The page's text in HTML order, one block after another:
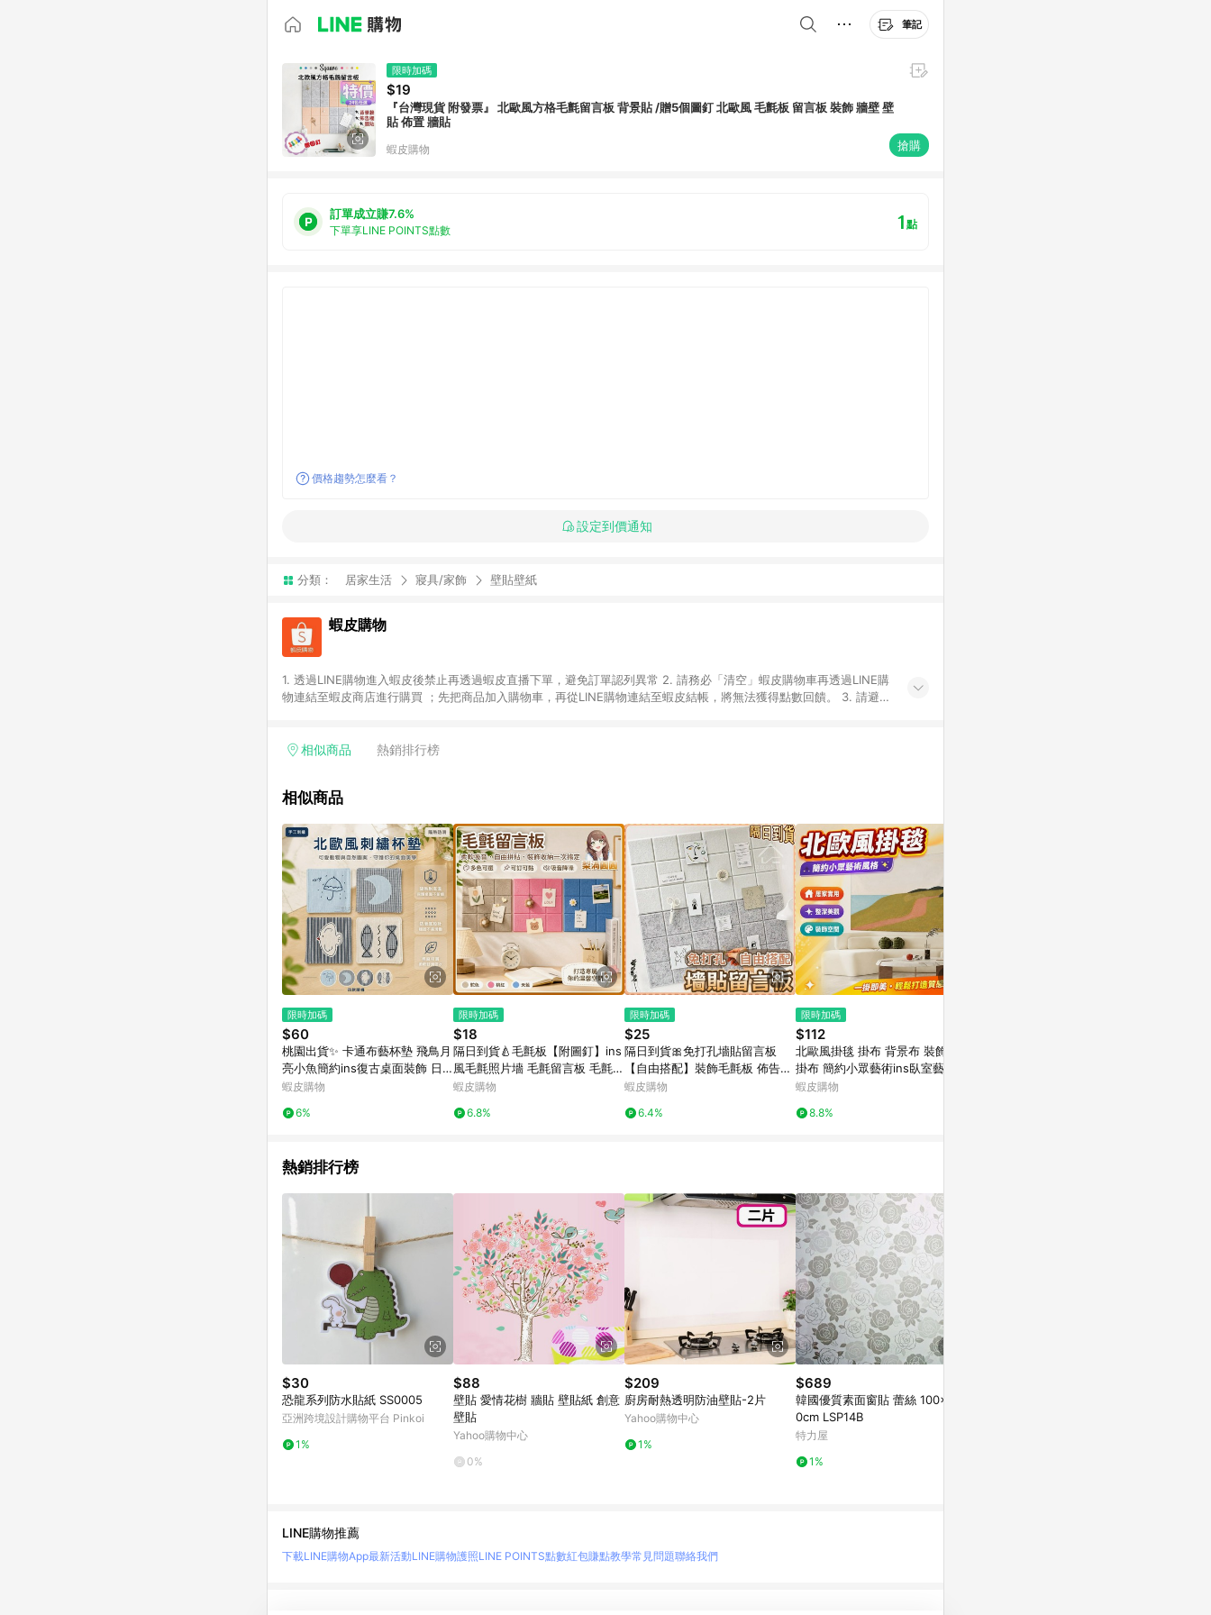
筆記
限時加碼
$19
『台灣現貨 附發票』 北歐風方格毛氈留言板 背景貼 /贈5個圖釘 北歐風 毛氈板 留言板 裝飾 牆壁 壁
貼 佈置 牆貼
蝦皮購物 搶購
訂單成立賺7.6%
下單享LINE POINTS點數 1點
價格趨勢怎麼看？
設定到價通知
分類： 居家生活 寢具/家飾 壁貼壁紙
蝦皮購物
1. 透過LINE購物進入蝦皮後禁止再透過蝦皮直播下單，避免訂單認列異常 2. 請務必「清空」蝦皮購物車再透過LINE購
物連結至蝦皮商店進行購買 ；先把商品加入購物車，再從LINE購物連結至蝦皮結帳，將無法獲得點數回饋。 3. 請避免
計算。 6. 用戶需於同一瀏覽器進行交易（若自動跳轉 APP，請在 APP交易）。 7. 若使用不同物流或付款方式，將拆
後續七天內未透過其他媒體來源導入蝦皮官網，則七天內於該蝦皮帳號下訂的首筆訂單會被蝦皮認列為該LINE用戶導
知，亦可能無法收到點數，再請留意。 13. 請注意以下行為將可能導致無法取得 LINE POINTS 點數回饋資格：使用非
指定之途徑及方式完成交易，或經由蝦皮系統判斷點擊路徑不符合回饋資格或規則者。 14. 若有贈點爭議，請務必於訂
單日期+60天以內進行洽詢確認；超過60天(含)以上進行申訴，恕無法贈點回饋。需檢附蝦皮訂單完成、LINE購物訂
單記錄，如於LINE購物訂單紀錄已呈現：「非本次前往蝦皮商店之品項，不符合回饋資格」，則不受理此案件。 [注意
事項] 1.如導購途中用戶由網頁版(電腦版/手機版網頁)切換為 App 會造成追蹤中斷而無法進行 LINE Points 回饋 2.若
購買過程中關閉蝦皮APP，則需重新透過LINE購物前往蝦皮商城，否則無法進行LINE POINTS 回饋。 3.如用戶先前往
蝦皮商城將商品加入購物車，後續透過LINE購物前往至蝦皮商城將購物車結清，此方案將不列入 LINE Points 回饋 4.
自 2018/10/24 起購買蝦皮拍賣商品，不符合贈點資格 5. 透過LINE購物購買蝦皮站上「蝦皮推廣服務」之商品，不符
合贈點資格 6.若因系統異常無法追蹤訂單，致使消費者無接收到點數回饋，蝦皮保有更改條款與法律追訴之權利 7.
LINE購物商品價格若與蝦皮賣場實際價格有異，以蝦皮賣場價格為準 8. 使用代繳服務不具贈點資格 9. 實際回饋，依
蝦皮系統盼為最終判定標準
相似商品 熱銷排行榜
相似商品
限時加碼
$60
桃園出貨✨ 卡通布藝杯墊 飛鳥月
亮小魚簡約ins復古桌面裝飾 日
常用品刺繡杯墊
蝦皮購物
6%
限時加碼
$18
隔日到貨🍐毛氈板【附圖釘】ins
風毛氈照片墻 毛氈留言板 毛氈牆
貼 牆壁裝飾 牆壁裝飾板 照片牆
蝦皮購物
6.8%
限時加碼
$25
隔日到貨🎀免打孔墻貼留言板
【自由搭配】裝飾毛氈板 佈告欄
毛氈展示板 毛氈隔音棉 隔音棉
蝦皮購物
6.4%
限時加碼
$112
北歐風掛毯 掛布 背景布 裝飾布
掛布 簡約小眾藝術ins臥室藝術
背景布背景墻裝飾掛布客廳書房
蝦皮購物
8.8%
熱銷排行榜
$30
恐龍系列防水貼紙 SS0005
亞洲跨境設計購物平台 Pinkoi
1%
$88
壁貼 愛情花樹 牆貼 壁貼紙 創意
壁貼
Yahoo購物中心
0%
$209
廚房耐熱透明防油壁貼-2片
Yahoo購物中心
1%
$689
韓國優質素面窗貼 蕾絲 100x20
0cm LSP14B
特力屋
1%
LINE購物推薦
下載LINE購物App最新活動LINE購物護照LINE POINTS點數紅包賺點教學常見問題聯絡我們